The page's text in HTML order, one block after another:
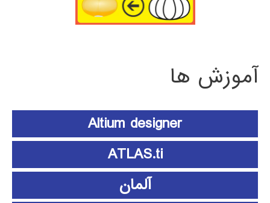
آموزش ها
Altium designer
ATLAS.ti
آلمان